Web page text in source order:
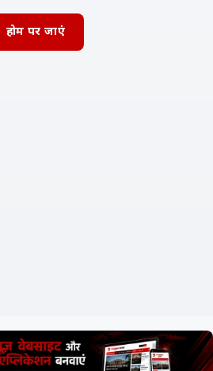
होम पर जाएं